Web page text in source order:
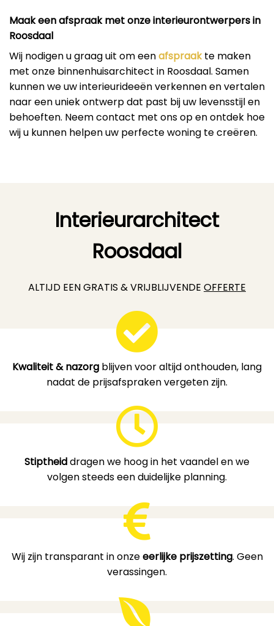
Maak een afspraak met onze interieurontwerpers in
Roosdaal
Wij nodigen u graag uit om eenafspraakte maken
met onze binnenhuisarchitect in Roosdaal. Samen
kunnen we uw interieurideeën verkennen en vertalen
naar een uniek ontwerp dat past bij uw levensstijl en
behoeften. Neem contact met ons op en ontdek hoe
wij u kunnen helpen uw perfecte woning te creëren.
Interieurarchitect
Roosdaal
ALTIJD EEN GRATIS & VRIJBLIJVENDE OFFERTE
Kwaliteit & nazorg blijven voor altijd onthouden, lang
nadat de prijsafspraken vergeten zijn.
Stiptheiddragen we hoog in het vaandel en we
volgen steeds een duidelijke planning.
Wij zijn transparant in onzeeerlijke prijszetting. Geen
verassingen.